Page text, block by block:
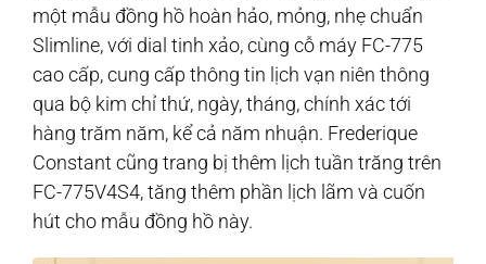
một mẫu đồng hồ hoàn hảo, mỏng, nhẹ chuẩn
Slimline, với dial tinh xảo, cùng cỗ máy FC-775
cao cấp, cung cấp thông tin lịch vạn niên thông
qua bộ kim chỉ thứ, ngày, tháng, chính xác tới
hàng trăm năm, kể cả năm nhuận. Frederique
Constant cũng trang bị thêm lịch tuần trăng trên
FC-775V4S4, tăng thêm phần lịch lãm và cuốn
hút cho mẫu đồng hồ này.